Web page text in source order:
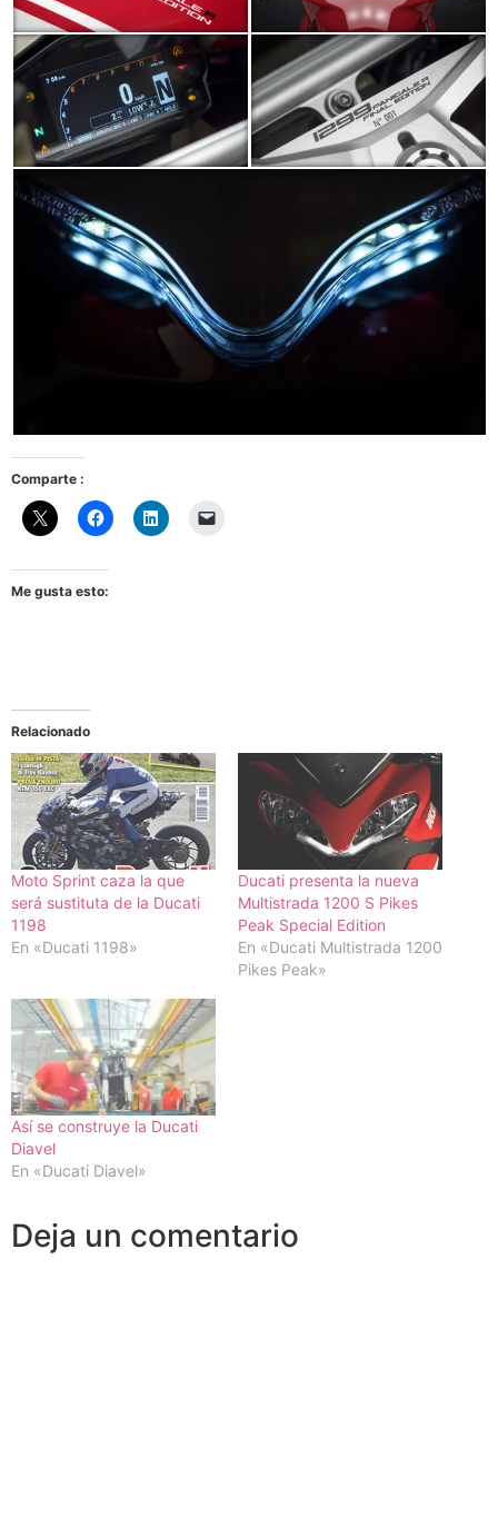
Comparte :
Me gusta esto:
Relacionado
Moto Sprint caza la que
será sustituta de la Ducati
1198
En «Ducati 1198»
Ducati presenta la nueva
Multistrada 1200 S Pikes
Peak Special Edition
En «Ducati Multistrada 1200
Pikes Peak»
Así se construye la Ducati
Diavel
En «Ducati Diavel»
Deja un comentario